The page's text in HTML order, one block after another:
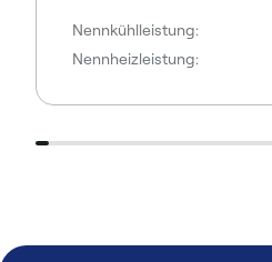
Nennkühlleistung:
Nennheizleistung: